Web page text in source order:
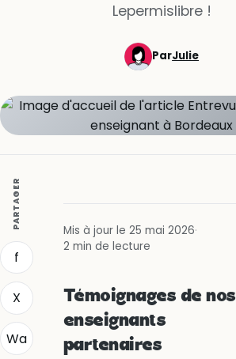
Lepermislibre !
ParJulie
PARTAGER
f
X
Wa
Mis à jour le 25 mai 2026·
2 min de lecture
Témoignages de nos
enseignants
partenaires